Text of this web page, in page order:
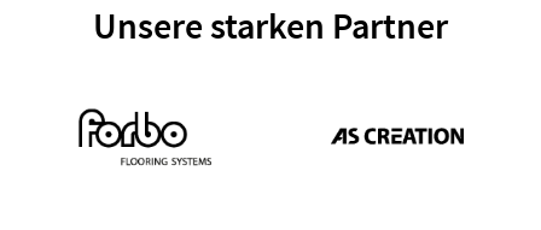
Unsere starken Partner